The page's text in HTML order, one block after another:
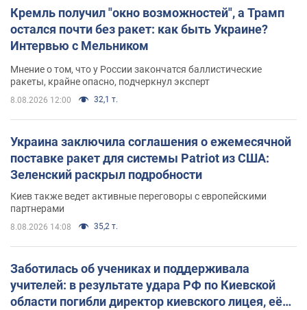
Кремль получил "окно возможностей", а Трамп
остался почти без ракет: как быть Украине?
Интервью с Мельником
Мнение о том, что у России закончатся баллистические
ракеты, крайне опасно, подчеркнул эксперт
8.08.2026 12:00 32,1 т.
Украина заключила соглашения о ежемесячной
поставке ракет для системы Patriot из США:
Зеленский раскрыл подробности
Киев также ведет активные переговоры с европейскими
партнерами
8.08.2026 14:08 35,2 т.
Заботилась об учениках и поддерживала
учителей: в результате удара РФ по Киевской
области погибли директор киевского лицея, её